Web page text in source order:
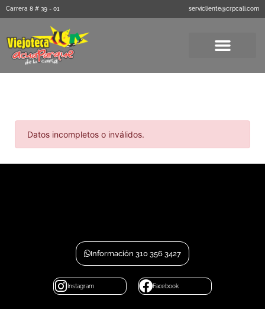
Carrera 8 # 39 - 01 servicliente@crpcali.com
Datos incompletos o inválidos.
Información 310 356 3427
Instagram Facebook